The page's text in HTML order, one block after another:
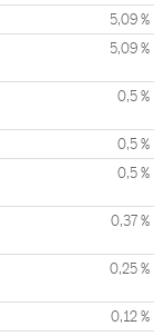
5,09 %
5,09 %
0,5 %
0,5 %
0,5 %
0,37 %
0,25 %
0,12 %